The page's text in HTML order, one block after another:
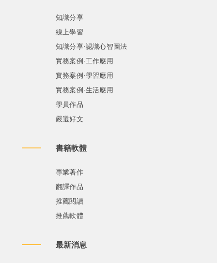
知識分享
線上學習
知識分享-認識心智圖法
實務案例-工作應用
實務案例-學習應用
實務案例-生活應用
學員作品
嚴選好文
書籍軟體
專業著作
翻譯作品
推薦閱讀
推薦軟體
最新消息